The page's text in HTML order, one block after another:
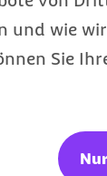
und wie
Sie